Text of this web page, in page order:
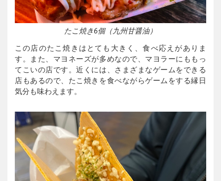
たこ焼き6個（九州甘醤油）
この店のたこ焼きはとても大きく、食べ応えがありま
す。また、マヨネーズが多めなので、マヨラーにももっ
てこいの店です。近くには、さまざまなゲームをできる
店もあるので、たこ焼きを食べながらゲームをする縁日
気分も味わえます。